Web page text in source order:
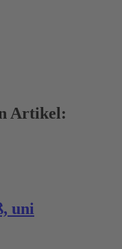
Artikel:
uni